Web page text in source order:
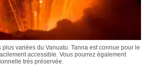
variées du Vanuatu. Tanna est connue pour le
accessible. Vous pourrez également
très préservée.